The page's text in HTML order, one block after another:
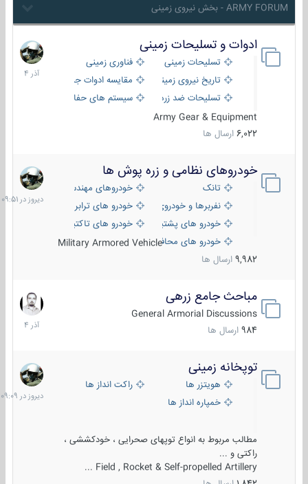
ARMY FORUM - بخش نیروی زمینی
ادوات و تسلیحات زمینی
تسلیحات زمینی
فناوری زمینی
تاریخ نیروی زمینی
مقایسه ادوات جنگی
تسلیحات ضد زره
سیستم های حفاظت فعال
Army Gear & Equipment
6,022 ارسال ها
21
آذر
1404
خودروهای نظامی و زره پوش ها
تانک
خودروهای مهندسی
نفربرها و خودروی های رزمی پیاده نظام
خودرو های ترابری نظامی
خودرو های پشتیبانی آتش ، شناسایی و ضد تانک
خودرو های تاکتیکی نظامی
خودرو های محافظت شدهMilitary Armored Vehicle
9,982 ارسال ها
دیروز
در
09:51
مباحث جامع زرهی
General Armorial Discussions
984 ارسال ها
7
آذر
1404
توپخانه زمینی
هویتزر ها
راکت انداز ها
خمپاره انداز ها
مطالب مربوط به انواع توپهای صحرایی ، خودکششی ،
راکتی و ...
Field , Rocket & Self-propelled Artillery ...
دیروز
در
09:09